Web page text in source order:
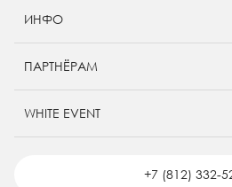
ИНФО
ПАРТНЁРАМ
WHITE EVENT
+7 (812) 332-